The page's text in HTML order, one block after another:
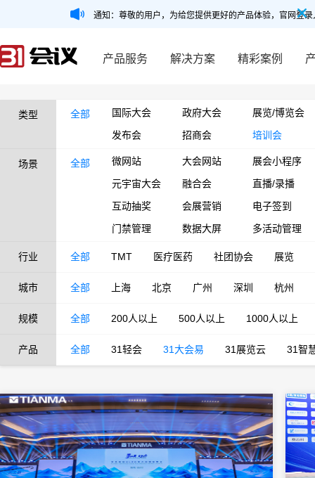
通知：尊敬的用户，为给您提供更好的产品体验，官网登
产品服务 解决方案 精彩案例
类型 全部 国际大会 政府大会
展览/博览会
发布会
招商会 培训会
场景 全部 微网站 大会网站
展会小程序
元宇宙大会
融合会
直播/录播
互动抽奖
会展营销
电子签到
门禁管理
数据大屏 多活动管理
行业 全部 TMT 医疗医药 社团协会 展览
城市 全部 上海 北京 广州 深圳 杭州
规模 全部 200人以上 500人以上 1000人以上
产品 全部 31轻会 31大会易 31展览云 31智